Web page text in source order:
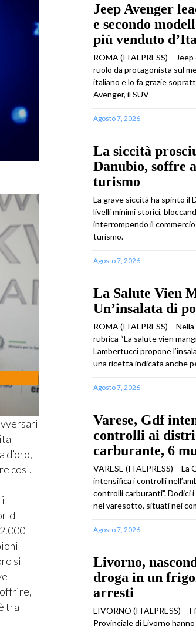
d’oro,
così.
si
tra
Jeep Avenger
e secondo
più venduto
ROMA (ITALPRESS) –
ruolo da protagonista sul
italiano e lo fa grazie
Avenger, il SUV
Agosto 7, 2026
La siccità
Danubio, soffre
turismo
La grave siccità ha spinto il
livelli minimi storici,
interrompendo il
turismo.
Agosto 7, 2026
La Salute Vien
Un’insalata di
ROMA (ITALPRESS) –
rubrica “La salute vien
Lambertucci propone
una ricetta indicata anche
Agosto 7, 2026
Varese, Gdf
controlli ai
carburante, 6
VARESE (ITALPRESS) – La
intensifica i controlli
controlli carburanti”.
nel varesotto, situati nei
Agosto 7, 2026
Livorno,
droga in un
arresti
LIVORNO (ITALPRESS) – I
Provinciale di Livorno